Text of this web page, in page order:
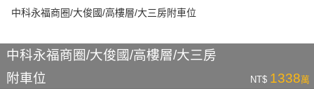
中科永福商圈/大俊國/高樓層/大三房
附車位
NT$ 1338萬